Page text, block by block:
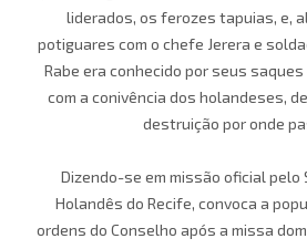
liderados, os ferozes tapuias, e,
potiguares com o chefe Jerera e
Rabe era conhecido por seus
com a conivência dos holandeses,
destruição por onde
Dizendo-se em missão oficial pelo
Holandês do Recife, convoca a
ordens do Conselho após a missa